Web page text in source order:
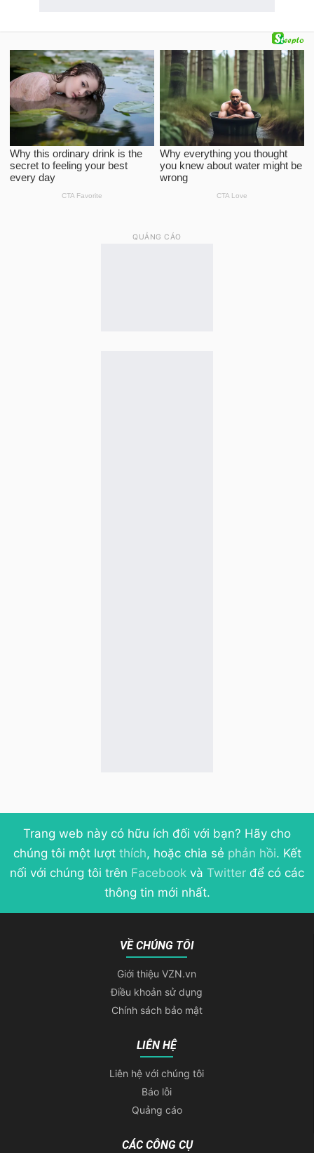
QUẢNG CÁO
Trang web này có hữu ích đối với bạn? Hãy cho
chúng tôi một lượt thích, hoặc chia sẻ phản hồi. Kết
nối với chúng tôi trên Facebook và Twitter để có các
thông tin mới nhất.
VỀ CHÚNG TÔI
Giới thiệu VZN.vn
Điều khoản sử dụng
Chính sách bảo mật
LIÊN HỆ
Liên hệ với chúng tôi
Báo lỗi
Quảng cáo
CÁC CÔNG CỤ